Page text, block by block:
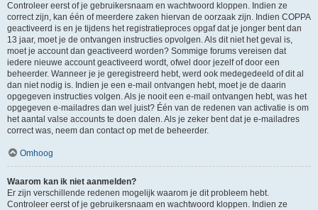
Controleer eerst of je gebruikersnaam en wachtwoord kloppen. Indien ze
correct zijn, kan één of meerdere zaken hiervan de oorzaak zijn. Indien COPPA
geactiveerd is en je tijdens het registratieproces opgaf dat je jonger bent dan
13 jaar, moet je de ontvangen instructies opvolgen. Als dit niet het geval is,
moet je account dan geactiveerd worden? Sommige forums vereisen dat
iedere nieuwe account geactiveerd wordt, ofwel door jezelf of door een
beheerder. Wanneer je je geregistreerd hebt, werd ook medegedeeld of dit al
dan niet nodig is. Indien je een e-mail ontvangen hebt, moet je de daarin
opgegeven instructies volgen. Als je nooit een e-mail ontvangen hebt, was het
opgegeven e-mailadres dan wel juist? Één van de redenen van activatie is om
het aantal valse accounts te doen dalen. Als je zeker bent dat je e-mailadres
correct was, neem dan contact op met de beheerder.
Omhoog
Waarom kan ik niet aanmelden?
Er zijn verschillende redenen mogelijk waarom je dit probleem hebt.
Controleer eerst of je gebruikersnaam en wachtwoord kloppen. Indien ze